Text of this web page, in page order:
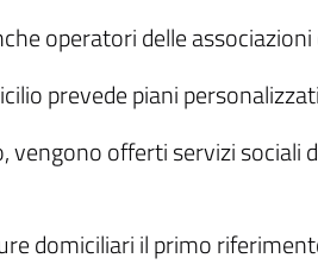
operatori delle
prevede piani
vengono offerti servizi sociali
domiciliari il primo